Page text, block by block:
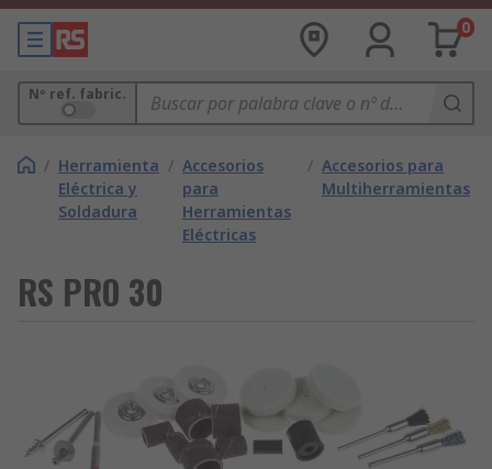
0
Nº ref. fabric.
/ Herramienta
Eléctrica y
Soldadura
/ Accesorios
para
Herramientas
Eléctricas
/ Accesorios para
Multiherramientas
RS PRO 30